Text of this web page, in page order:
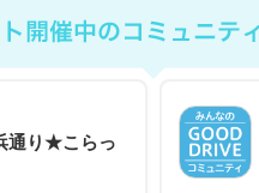
通り★こらっ